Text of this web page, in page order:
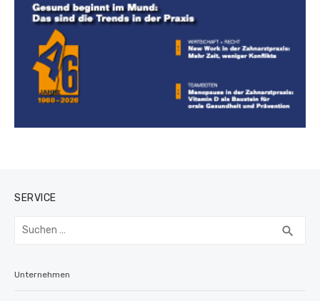
SERVICE
Suchen
search
Unternehmen